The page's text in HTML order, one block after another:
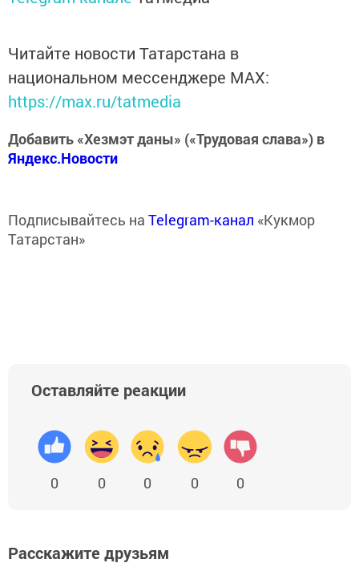
Читайте новости Татарстана в
национальном мессенджере MАХ:
https://max.ru/tatmedia
Добавить «Хезмэт даны» («Трудовая слава») в
Яндекс.Новости
Подписывайтесь на Telegram-канал «Кукмор
Татарстан»
Оставляйте реакции
0 0 0 0 0
Расскажите друзьям